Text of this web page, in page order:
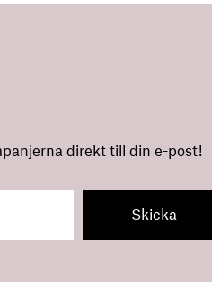
direkt till din e-post!